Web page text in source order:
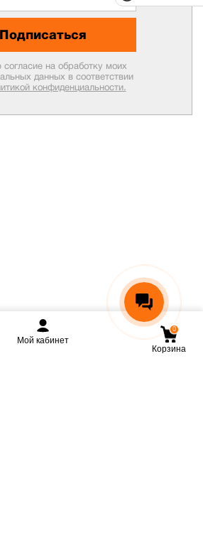
Подписаться
на обработку моих
данных в соответствии
конфиденциальности.
Мой кабинет
0
Корзина